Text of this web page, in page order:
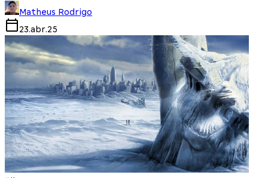
Matheus Rodrigo
23.abr.25